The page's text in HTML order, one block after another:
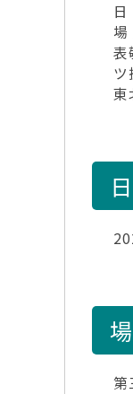
場
表
ツ
東
第